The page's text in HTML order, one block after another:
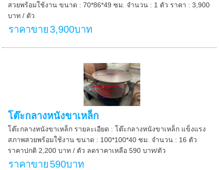
สวยพร้อมใช้งาน ขนาด : 70*86*49 ซม. จำนวน : 1 ตัว ราคา : 3,900
บาท / ตัว
ราคาขาย3,900บาท
โต๊ะกลางหนังขาเหล็ก
โต๊ะกลางหนังขาเหล็ก รายละเอียด : โต๊ะกลางหนังขาเหล็ก แข็งแรง
สภาพสวยพร้อมใช้งาน ขนาด : 100*100*40 ซม. จำนวน : 16 ตัว
ราคาปกติ 2,200 บาท / ตัว ลดราคาเหลือ 590 บาท/ตัว
ราคาขาย 590บาท